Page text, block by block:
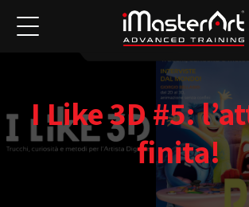
I Like 3D #5:
finita!